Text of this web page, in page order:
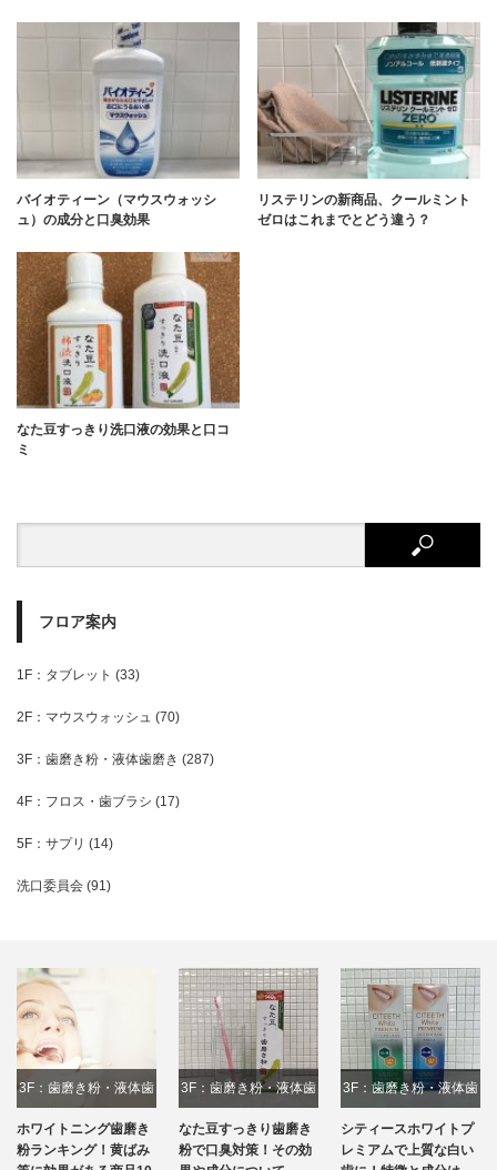
バイオティーン（マウスウォッシ
ュ）の成分と口臭効果
リステリンの新商品、クールミント
ゼロはこれまでとどう違う？
なた豆すっきり洗口液の効果と口コ
ミ
フロア案内
1F：タブレット (33)
2F：マウスウォッシュ (70)
3F：歯磨き粉・液体歯磨き (287)
4F：フロス・歯ブラシ (17)
5F：サプリ (14)
洗口委員会 (91)
3F：歯磨き粉・液体歯
磨き
ホワイトニング歯磨き
粉ランキング！黄ばみ
3F：歯磨き粉・液体歯
磨き
なた豆すっきり歯磨き
粉で口臭対策！その効
3F：歯磨き粉・液体歯
磨き
シティースホワイトプ
レミアムで上質な白い